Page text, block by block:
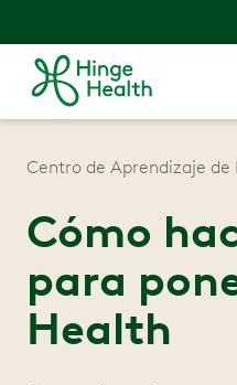
Centro de Aprendizaje de
Cómo
para
Health